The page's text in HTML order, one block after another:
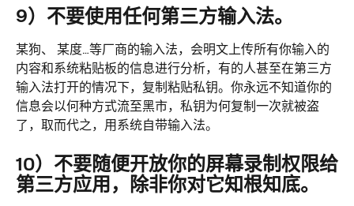
9）不要使用任何第三方输入法。
某狗、 某度…等厂商的输入法，会明文上传所有你输入的
内容和系统粘贴板的信息进行分析，有的人甚至在第三方
输入法打开的情况下，复制粘贴私钥。你永远不知道你的
信息会以何种方式流至黑市，私钥为何复制一次就被盗
了，取而代之，用系统自带输入法。
10）不要随便开放你的屏幕录制权限给
第三方应用，除非你对它知根知底。